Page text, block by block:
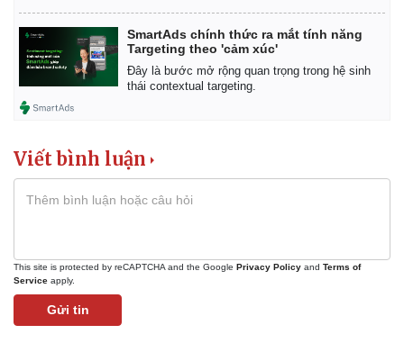
SmartAds chính thức ra mắt tính năng
Targeting theo 'cảm xúc'
Đây là bước mở rộng quan trọng trong hệ sinh
thái contextual targeting.
Viết bình luận
This site is protected by reCAPTCHA and the Google Privacy Policy and Terms of
Service apply.
Gửi tin